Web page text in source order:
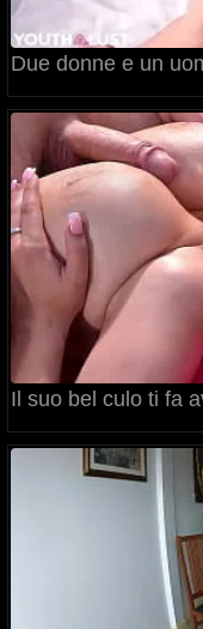
Due donne e un
Il suo bel culo ti fa